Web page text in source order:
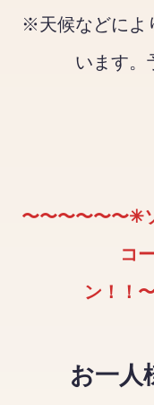
※天候などによ
います。
〜〜〜〜〜〜✳︎
コ
ン！！
お一